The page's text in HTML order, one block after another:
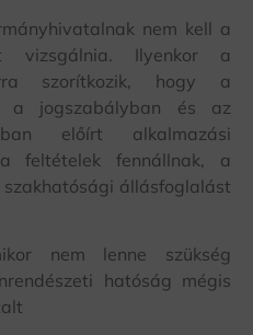
nem kell a
vizsgálnia. Ilyenkor a
szorítkozik, hogy a
a jogszabályban és az
előírt alkalmazási
feltételek fennállnak, a
állásfoglalást
nem lenne szükség
hatóság mégis